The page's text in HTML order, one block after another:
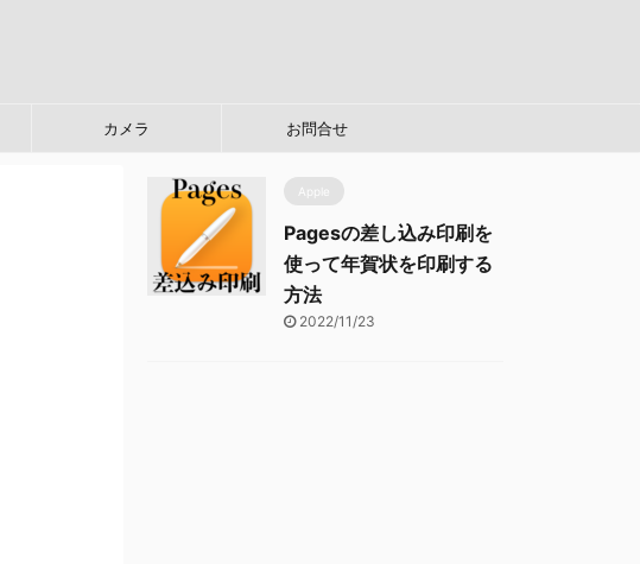
カメラ お問合せ
Apple
Pagesの差し込み印刷を
使って年賀状を印刷する
方法
2022/11/23